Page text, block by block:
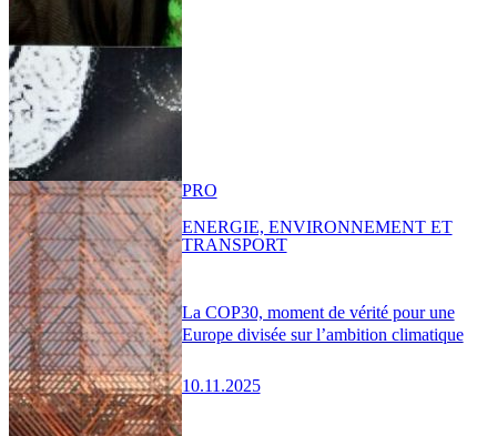
La COP30, moment de vérité pour une
Europe divisée sur l’ambition climatique
10.11.2025
PRO
ENERGIE, ENVIRONNEMENT ET
TRANSPORT